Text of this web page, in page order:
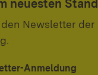
neuesten Stand
Newsletter der
Anmeldung